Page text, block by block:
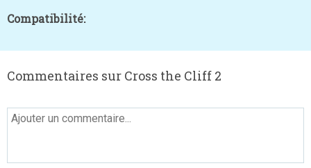
Compatibilité:
Commentaires sur Cross the Cliff 2